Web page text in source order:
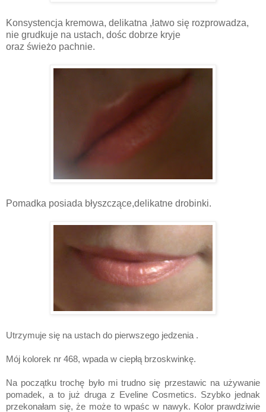
Konsystencja kremowa, delikatna ,łatwo się rozprowadza,
nie grudkuje na ustach, dośc dobrze kryje
oraz świeżo pachnie.
Pomadka posiada błyszczące,delikatne drobinki.
Utrzymuje się na ustach do pierwszego jedzenia .
Mój kolorek nr 468, wpada w ciepłą brzoskwinkę.
Na początku trochę było mi trudno się przestawic na używanie
pomadek, a to już druga z Eveline Cosmetics. Szybko jednak
przekonałam się, że może to wpaśc w nawyk. Kolor prawdziwie